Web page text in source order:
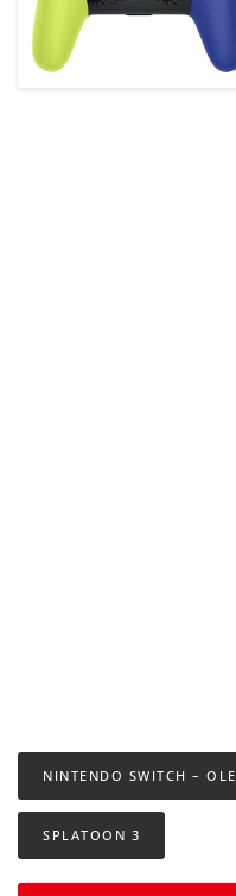
NINTENDO SWITCH –
SPLATOON 3